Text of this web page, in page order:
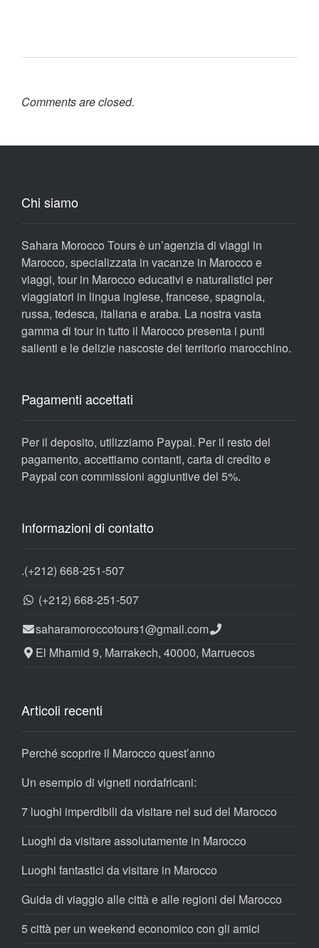
Comments are closed.
Chi siamo
Sahara Morocco Tours è un’agenzia di viaggi in
Marocco, specializzata in vacanze in Marocco e
viaggi, tour in Marocco educativi e naturalistici per
viaggiatori in lingua inglese, francese, spagnola,
russa, tedesca, italiana e araba. La nostra vasta
gamma di tour in tutto il Marocco presenta i punti
salienti e le delizie nascoste del territorio marocchino.
Pagamenti accettati
Per il deposito, utilizziamo Paypal. Per il resto del
pagamento, accettiamo contanti, carta di credito e
Paypal con commissioni aggiuntive del 5%.
Informazioni di contatto
.(+212) 668-251-507
(+212) 668-251-507
saharamoroccotours1@gmail.com
El Mhamid 9, Marrakech, 40000, Marruecos
Articoli recenti
Perché scoprire il Marocco quest’anno
Un esempio di vigneti nordafricani:
7 luoghi imperdibili da visitare nel sud del Marocco
Luoghi da visitare assolutamente in Marocco
Luoghi fantastici da visitare in Marocco
Guida di viaggio alle città e alle regioni del Marocco
5 città per un weekend economico con gli amici